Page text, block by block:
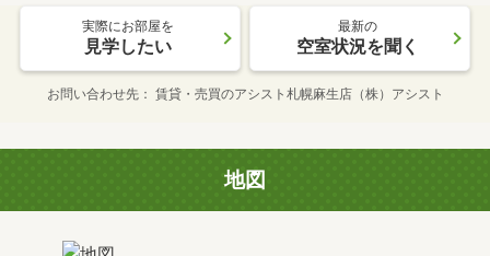
実際にお部屋を
見学したい
最新の
空室状況を聞く
お問い合わせ先 賃貸・売買のアシスト札幌麻生店（株）アシスト
地図